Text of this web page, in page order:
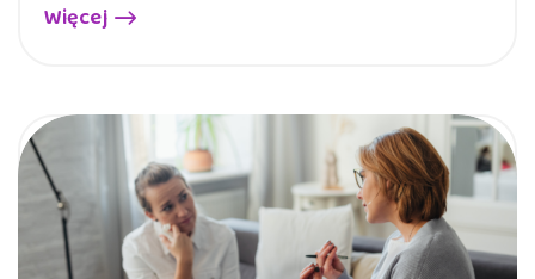
Więcej